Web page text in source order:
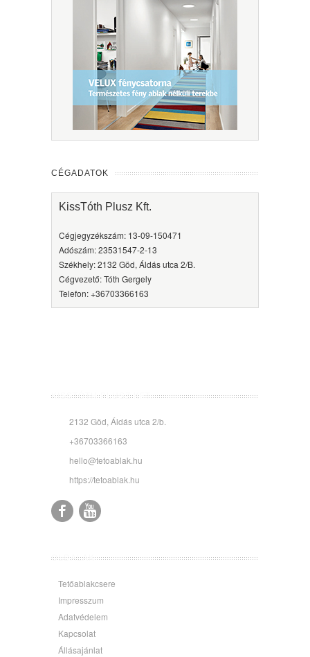
CÉGADATOK
KissTóth Plusz Kft.
Cégjegyzékszám: 13-09-150471
Adószám: 23531547-2-13
Székhely: 2132 Göd, Áldás utca 2/B.
Cégvezető: Tóth Gergely
Telefon: +36703366163
KISSTÓTH PLUSZ KFT.
2132 Göd, Áldás utca 2/b.
+36703366163
hello@tetoablak.hu
https://tetoablak.hu
OLDALAK
Tetőablakcsere
Impresszum
Adatvédelem
Kapcsolat
Állásajánlat